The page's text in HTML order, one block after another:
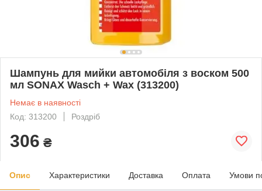
Шампунь для мийки автомобіля з воском 500
мл SONAX Wasch + Wax (313200)
Немає в наявності
Код: 313200
Роздріб
306 ₴
Опис Характеристики Доставка Оплата Умови